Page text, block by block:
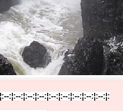
:¦:--:¦:--:¦:--:¦:--:¦:--:¦:--:¦:--:¦:--:¦: